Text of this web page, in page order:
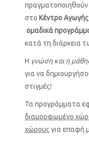
στο Κέντρο Αγωγής
ομαδικά
κατά τη διάρκεια
Η γνώση και η
για να
στιγμές!
Τα προγράμματα
διαμορφωμένο
χώρους για επαφή